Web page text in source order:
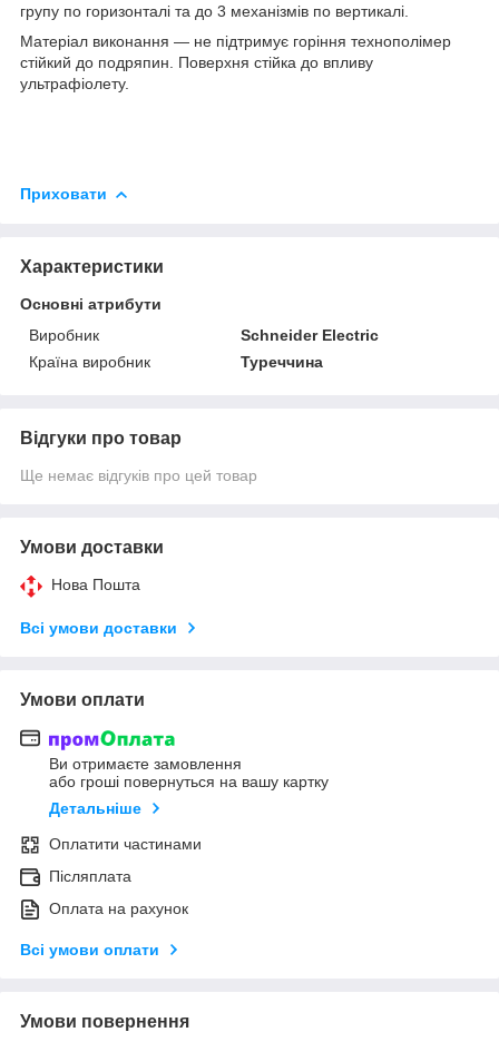
групу по горизонталі та до 3 механізмів по вертикалі.
Матеріал виконання — не підтримує горіння технополімер
стійкий до подряпин. Поверхня стійка до впливу
ультрафіолету.
Приховати
Характеристики
Основні атрибути
Виробник
Schneider Electric
Країна виробник
Туреччина
Відгуки про товар
Ще немає відгуків про цей товар
Умови доставки
Нова Пошта
Всі умови доставки
Умови оплати
Ви отримаєте замовлення
або гроші повернуться на вашу картку
Детальніше
Оплатити частинами
Післяплата
Оплата на рахунок
Всі умови оплати
Умови повернення